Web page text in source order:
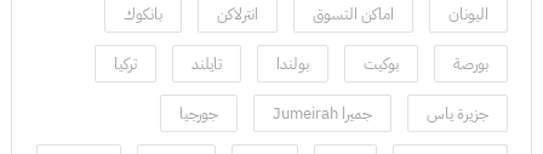
اليونان اماكن التسوق انترلاكن بانكوك
بورصة بوكيت بولندا تايلند تركيا
جزيرة ياس جميرا Jumeirah جورجيا